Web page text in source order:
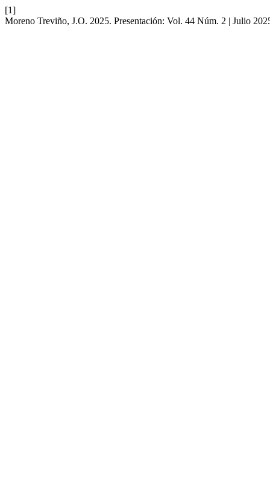
[1]
Moreno Treviño, J.O. 2025. Presentación: Vol. 44 Núm. 2 | Julio